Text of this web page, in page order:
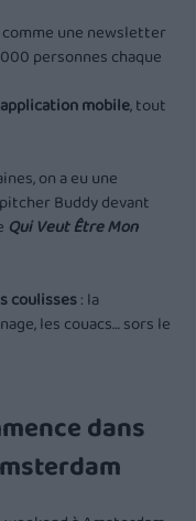
une newsletter
personnes chaque
mobile, tout
on a eu une
Buddy devant
Qui Veut Être Mon
coulisses : la
les couacs… sors le
dans